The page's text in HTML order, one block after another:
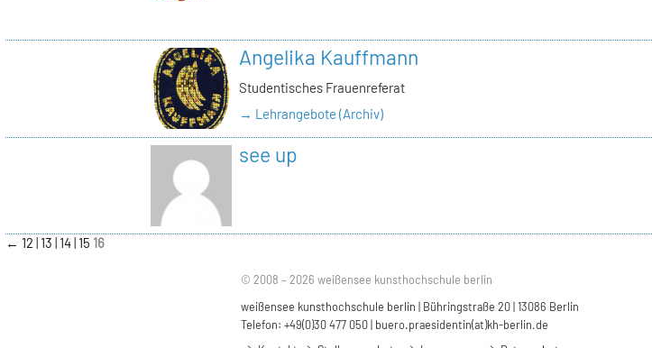
Angelika Kauffmann
Studentisches Frauenreferat
→ Lehrangebote (Archiv)
see up
← 12 13 14 15 16
© 2008 – 2026 weißensee kunsthochschule berlin
weißensee kunsthochschule berlin | Bühringstraße 20 | 13086 Berlin
Telefon: +49(0)30 477 050 | buero.praesidentin(at)kh-berlin.de